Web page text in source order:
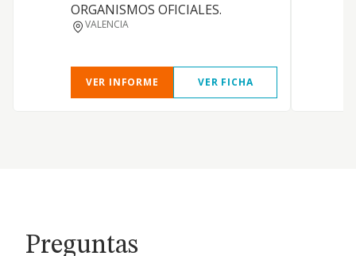
ORGANISMOS OFICIALES.
VALENCIA
VER INFORME VER FICHA
Preguntas